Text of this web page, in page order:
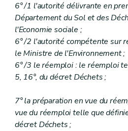
6° /1 l'autorité délivrante en
Département du Sol et des
l'Economie sociale ;
6° /2 l'autorité compétente sur
le Ministre de l'Environnement ;
6° /3 le réemploi : le réemploi
5, 16°, du décret Déchets ;
7° la préparation en vue du
vue du réemploi telle que
décret Déchets ;